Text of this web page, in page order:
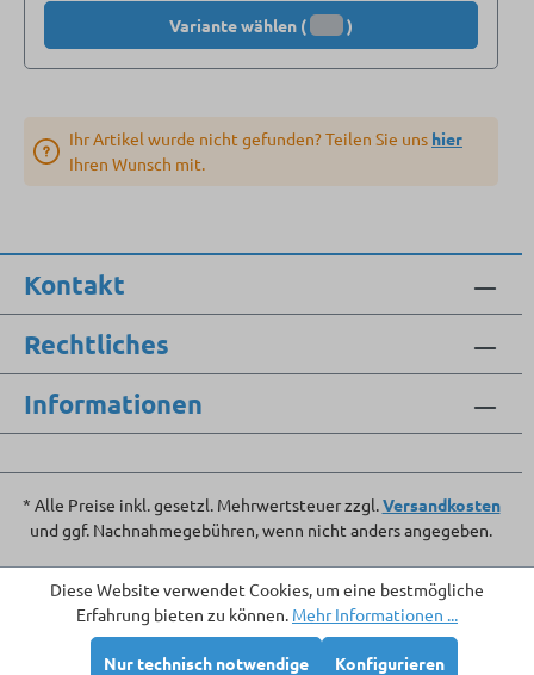
Variante wählen ( )
Ihr Artikel wurde nicht gefunden? Teilen Sie uns hier
Ihren Wunsch mit.
Kontakt
Rechtliches
Informationen
* Alle Preise inkl. gesetzl. Mehrwertsteuer zzgl.Versandkosten
und ggf. Nachnahmegebühren, wenn nicht anders angegeben.
Diese Website verwendet Cookies, um eine bestmögliche
Erfahrung bieten zu können. Mehr Informationen ...
Nur technisch notwendige Konfigurieren